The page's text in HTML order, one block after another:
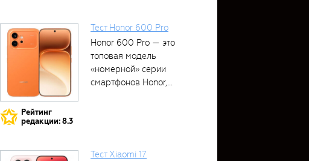
Рейтинг
редакции: 8.3
Тест Honor 600 Pro
Honor 600 Pro — это
топовая модель
«номерной» серии
смартфонов Honor,...
Тест Xiaomi 17